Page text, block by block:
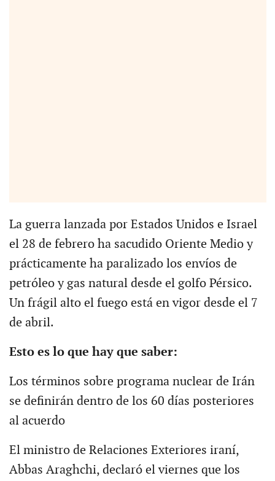
La guerra lanzada por Estados Unidos e Israel
el 28 de febrero ha sacudido Oriente Medio y
prácticamente ha paralizado los envíos de
petróleo y gas natural desde el golfo Pérsico.
Un frágil alto el fuego está en vigor desde el 7
de abril.
Esto es lo que hay que saber:
Los términos sobre programa nuclear de Irán
se definirán dentro de los 60 días posteriores
al acuerdo
El ministro de Relaciones Exteriores iraní,
Abbas Araghchi, declaró el viernes que los